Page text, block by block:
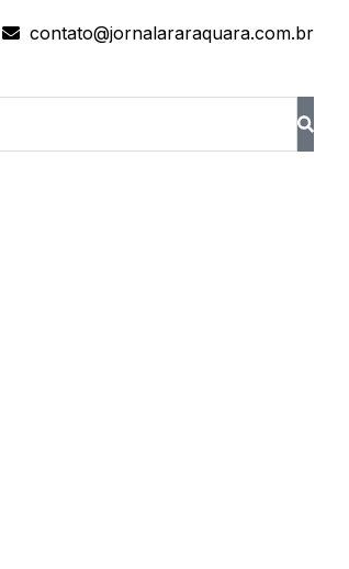
contato@jornalararaquara.com.br